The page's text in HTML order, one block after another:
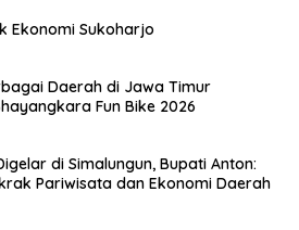
Ekonomi Sukoharjo
Daerah di Jawa Timur
Fun Bike 2026
di Simalungun, Bupati Anton:
Pariwisata dan Ekonomi Daerah